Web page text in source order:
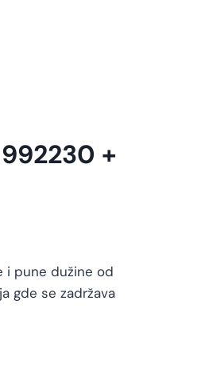
+
i pune dužine od
gde se zadržava